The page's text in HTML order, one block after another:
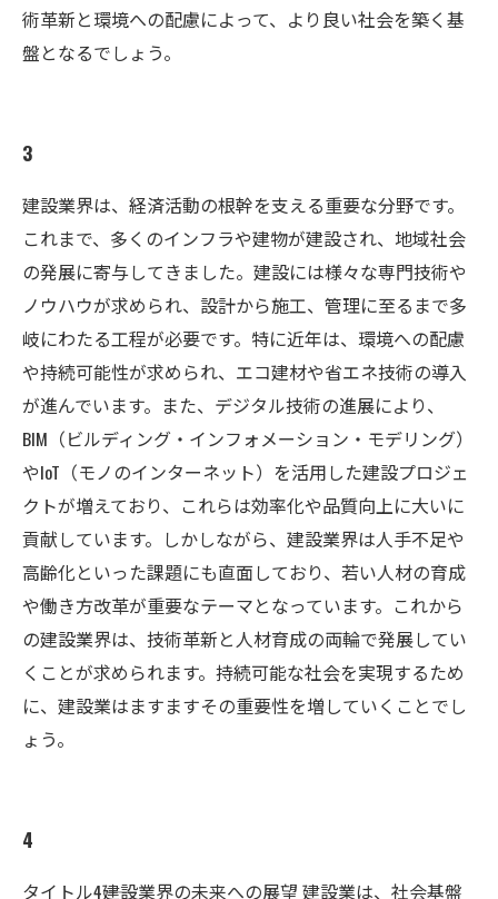
術革新と環境への配慮によって、より良い社会を築く基
盤となるでしょう。
3
建設業界は、経済活動の根幹を支える重要な分野です。
これまで、多くのインフラや建物が建設され、地域社会
の発展に寄与してきました。建設には様々な専門技術や
ノウハウが求められ、設計から施工、管理に至るまで多
岐にわたる工程が必要です。特に近年は、環境への配慮
や持続可能性が求められ、エコ建材や省エネ技術の導入
が進んでいます。また、デジタル技術の進展により、
BIM（ビルディング・インフォメーション・モデリング）
やIoT（モノのインターネット）を活用した建設プロジェ
クトが増えており、これらは効率化や品質向上に大いに
貢献しています。しかしながら、建設業界は人手不足や
高齢化といった課題にも直面しており、若い人材の育成
や働き方改革が重要なテーマとなっています。これから
の建設業界は、技術革新と人材育成の両輪で発展してい
くことが求められます。持続可能な社会を実現するため
に、建設業はますますその重要性を増していくことでし
ょう。
4
タイトル4――建設業界の未来への展望 建設業は、社会基盤